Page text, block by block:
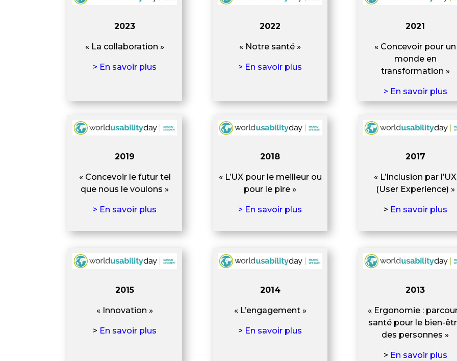
2023
« La collaboration »
> En savoir plus
2022
« Notre santé »
> En savoir plus
2021
« Concevoir pour un
monde en
transformation »
> En savoir plus
2019
« Concevoir le futur tel
que nous le voulons »
> En savoir plus
2018
« L’UX pour le meilleur ou
pour le pire »
> En savoir plus
2017
« L’Inclusion par l’UX
(User Experience) »
> En savoir plus
2015
« Innovation »
> En savoir plus
2014
« L’engagement »
> En savoir plus
2013
« Ergonomie :
santé pour le bien-
des personnes »
> En savoir plus